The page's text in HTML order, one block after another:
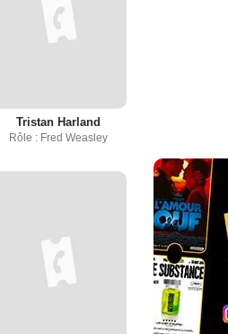
Tristan Harland
Rôle : Fred Weasley